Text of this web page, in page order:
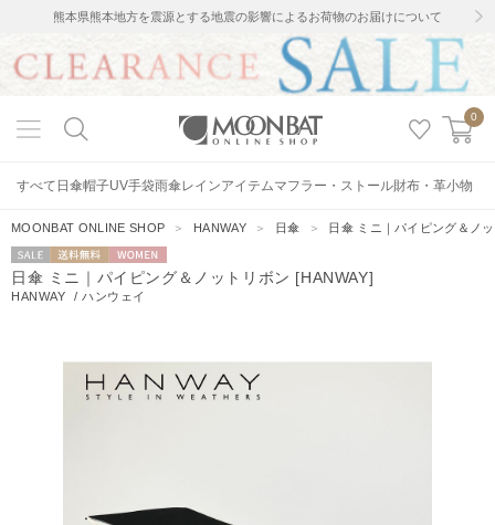
熊本県熊本地方を震源とする地震の影響によるお荷物のお届けについて
0
すべて 日傘帽子UV手袋雨傘レインアイテムマフラー・ストール財布・革小物
MOONBAT ONLINE SHOP ＞ HANWAY ＞ 日傘 ＞ 日傘 ミニ｜パイピング＆ノ
セー
ル
送料無料 WOMEN
日傘 ミニ｜パイピング＆ノットリボン [HANWAY]
HANWAY /ハンウェイ